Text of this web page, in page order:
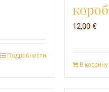
Подробности
12,00 €
В корзину